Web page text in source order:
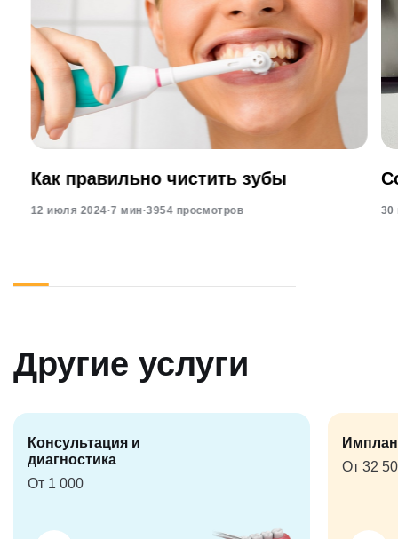
Как правильно чистить зубы
12 июля 2024·7 мин·3954 просмотров 30
Другие услуги
Консультация и
диагностика
От 1 000
От 32